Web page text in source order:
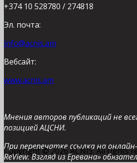
+374 10 528780 / 274818
Эл. почта:
info@acnis.am
Вебсайт:
www.acnis.am
Мнения авторов публикаций не
позицией АЦСНИ.
При перепечатке ссылка на
ReView: Взгляд из Еревана»
Copyright © 2026 ACNIS. All rights